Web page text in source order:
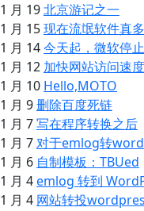
1 月 19北京游记之一
1 月 15现在流氓软件真
1 月 14今天起，微软停
1 月 12 加快网站访问速
1 月 10 Hello,MOTO
1 月 9删除百度死链
1 月 7写在程序转换之后
1 月 7对于emlog转
1 月 6 自制模板：TBUed
1 月 4emlog 转到
1 月 4 网站转投